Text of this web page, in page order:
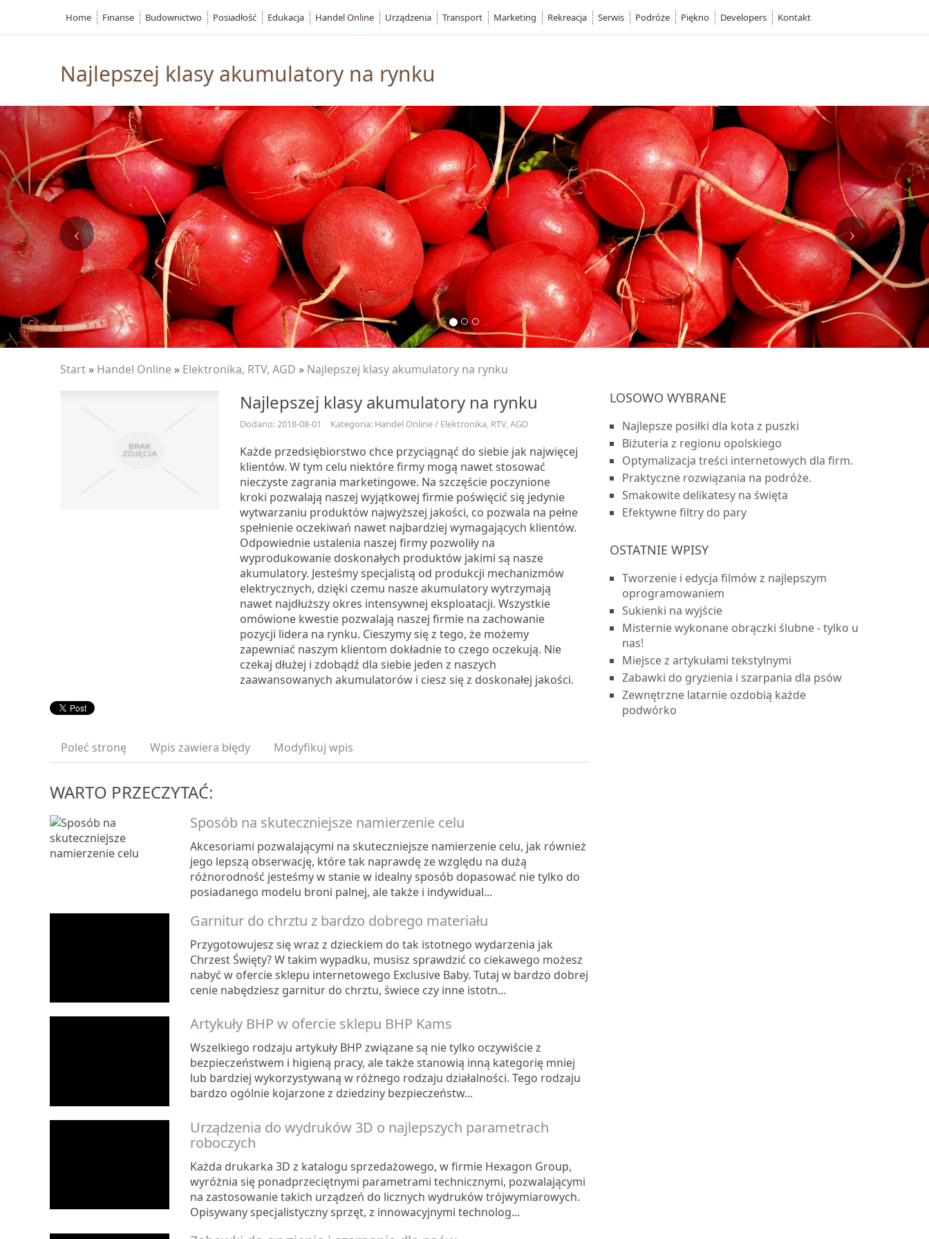
Najlepszej klasy akumulatory na rynku
Start » Handel Online » Elektronika, RTV, AGD » Najlepszej klasy akumulatory na rynku
Najlepszej klasy akumulatory na rynku
Dodano: 2018-08-01 Kategoria: Handel Online / Elektronika, RTV, AGD
Każde przedsiębiorstwo chce przyciągnąć do siebie jak najwięcej
klientów. W tym celu niektóre firmy mogą nawet stosować
nieczyste zagrania marketingowe. Na szczęście poczynione
kroki pozwalają naszej wyjątkowej firmie poświęcić się jedynie
wytwarzaniu produktów najwyższej jakości, co pozwala na pełne
spełnienie oczekiwań nawet najbardziej wymagających klientów.
Odpowiednie ustalenia naszej firmy pozwoliły na
wyprodukowanie doskonałych produktów jakimi są nasze
akumulatory. Jesteśmy specjalistą od produkcji mechanizmów
elektrycznych, dzięki czemu nasze akumulatory wytrzymają
nawet najdłuższy okres intensywnej eksploatacji. Wszystkie
omówione kwestie pozwalają naszej firmie na zachowanie
pozycji lidera na rynku. Cieszymy się z tego, że możemy
zapewniać naszym klientom dokładnie to czego oczekują. Nie
czekaj dłużej i zdobądź dla siebie jeden z naszych
zaawansowanych akumulatorów i ciesz się z doskonałej jakości.
Poleć stronę Wpis zawiera błędy Modyfikuj wpis
WARTO PRZECZYTAĆ:
Sposób na skuteczniejsze namierzenie celu
Akcesoriami pozwalającymi na skuteczniejsze namierzenie celu, jak również
jego lepszą obserwację, które tak naprawdę ze względu na dużą
różnorodność jesteśmy w stanie w idealny sposób dopasować nie tylko do
posiadanego modelu broni palnej, ale także i indywidual...
Garnitur do chrztu z bardzo dobrego materiału
Przygotowujesz się wraz z dzieckiem do tak istotnego wydarzenia jak
Chrzest Święty? W takim wypadku, musisz sprawdzić co ciekawego możesz
nabyć w ofercie sklepu internetowego Exclusive Baby. Tutaj w bardzo dobrej
cenie nabędziesz garnitur do chrztu, świece czy inne istotn...
Artykuły BHP w ofercie sklepu BHP Kams
Wszelkiego rodzaju artykuły BHP związane są nie tylko oczywiście z
bezpieczeństwem i higieną pracy, ale także stanowią inną kategorię mniej
lub bardziej wykorzystywaną w różnego rodzaju działalności. Tego rodzaju
bardzo ogólnie kojarzone z dziedziny bezpieczeństw...
Urządzenia do wydruków 3D o najlepszych parametrach
roboczych
Każda drukarka 3D z katalogu sprzedażowego, w firmie Hexagon Group,
wyróżnia się ponadprzeciętnymi parametrami technicznymi, pozwalającymi
na zastosowanie takich urządzeń do licznych wydruków trójwymiarowych.
Opisywany specjalistyczny sprzęt, z innowacyjnymi technolog...
LOSOWO WYBRANE
Najlepsze posiłki dla kota z puszki
Biżuteria z regionu opolskiego
Optymalizacja treści internetowych dla firm.
Praktyczne rozwiązania na podróże.
Smakowite delikatesy na święta
Efektywne filtry do pary
OSTATNIE WPISY
Tworzenie i edycja filmów z najlepszym
oprogramowaniem
Sukienki na wyjście
Misternie wykonane obrączki ślubne - tylko u
nas!
Miejsce z artykułami tekstylnymi
Zabawki do gryzienia i szarpania dla psów
Zewnętrzne latarnie ozdobią każde
podwórko
Home Finanse Budownictwo Posiadłość Edukacja Handel Online Urządzenia Transport Marketing Rekreacja Serwis Podróże Piękno Developers Kontakt